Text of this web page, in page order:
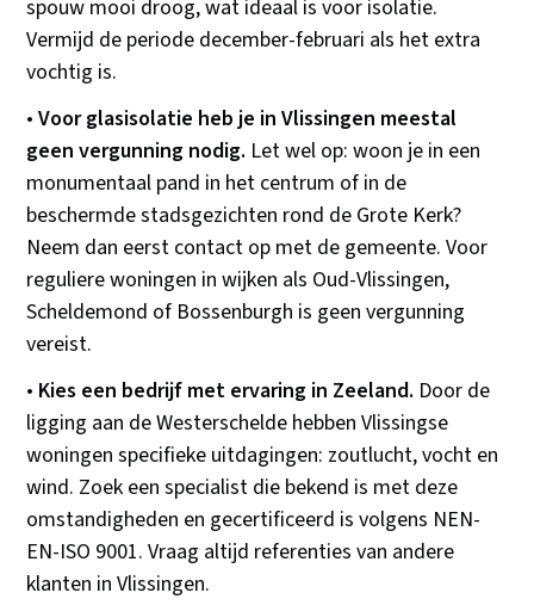
spouw mooi droog, wat ideaal is voor isolatie.
Vermijd de periode december-februari als het extra
vochtig is.
•Voor glasisolatie heb je in Vlissingen meestal
geen vergunning nodig. Let wel op: woon je in een
monumentaal pand in het centrum of in de
beschermde stadsgezichten rond de Grote Kerk?
Neem dan eerst contact op met de gemeente. Voor
reguliere woningen in wijken als Oud-Vlissingen,
Scheldemond of Bossenburgh is geen vergunning
vereist.
• Kies een bedrijf met ervaring in Zeeland. Door de
ligging aan de Westerschelde hebben Vlissingse
woningen specifieke uitdagingen: zoutlucht, vocht en
wind. Zoek een specialist die bekend is met deze
omstandigheden en gecertificeerd is volgens NEN-
EN-ISO 9001. Vraag altijd referenties van andere
klanten in Vlissingen.